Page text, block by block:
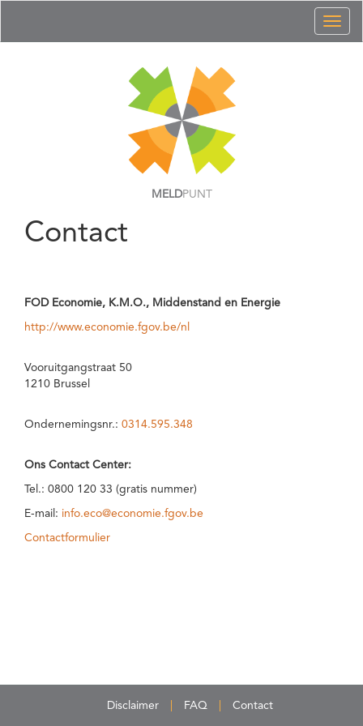
MELDPUNT
Contact
FOD Economie, K.M.O., Middenstand en Energie
http://www.economie.fgov.be/nl
Vooruitgangstraat 50
1210 Brussel
Ondernemingsnr.: 0314.595.348
Ons Contact Center:
Tel.: 0800 120 33 (gratis nummer)
E-mail: info.eco@economie.fgov.be
Contactformulier
Disclaimer FAQ Contact